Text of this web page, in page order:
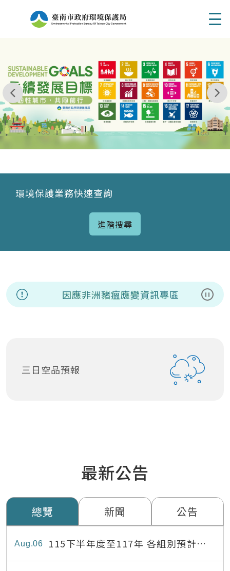
環境保護業務快速查詢
進階搜尋
暫停
因應非洲豬瘟應變資訊專區
三日空品預報
最新公告
總覽 新聞 公告
06
Aug
115下半年度至117年 各組別預計出
缺員額表